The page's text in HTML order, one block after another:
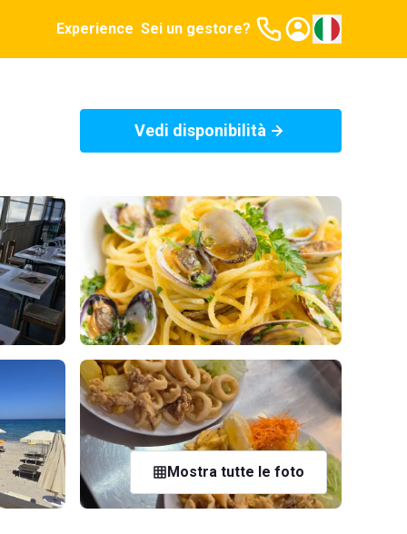
Experience Sei un gestore?
Vedi disponibilità
Mostra tutte le foto